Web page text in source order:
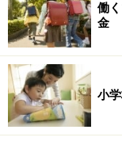
働
金
小